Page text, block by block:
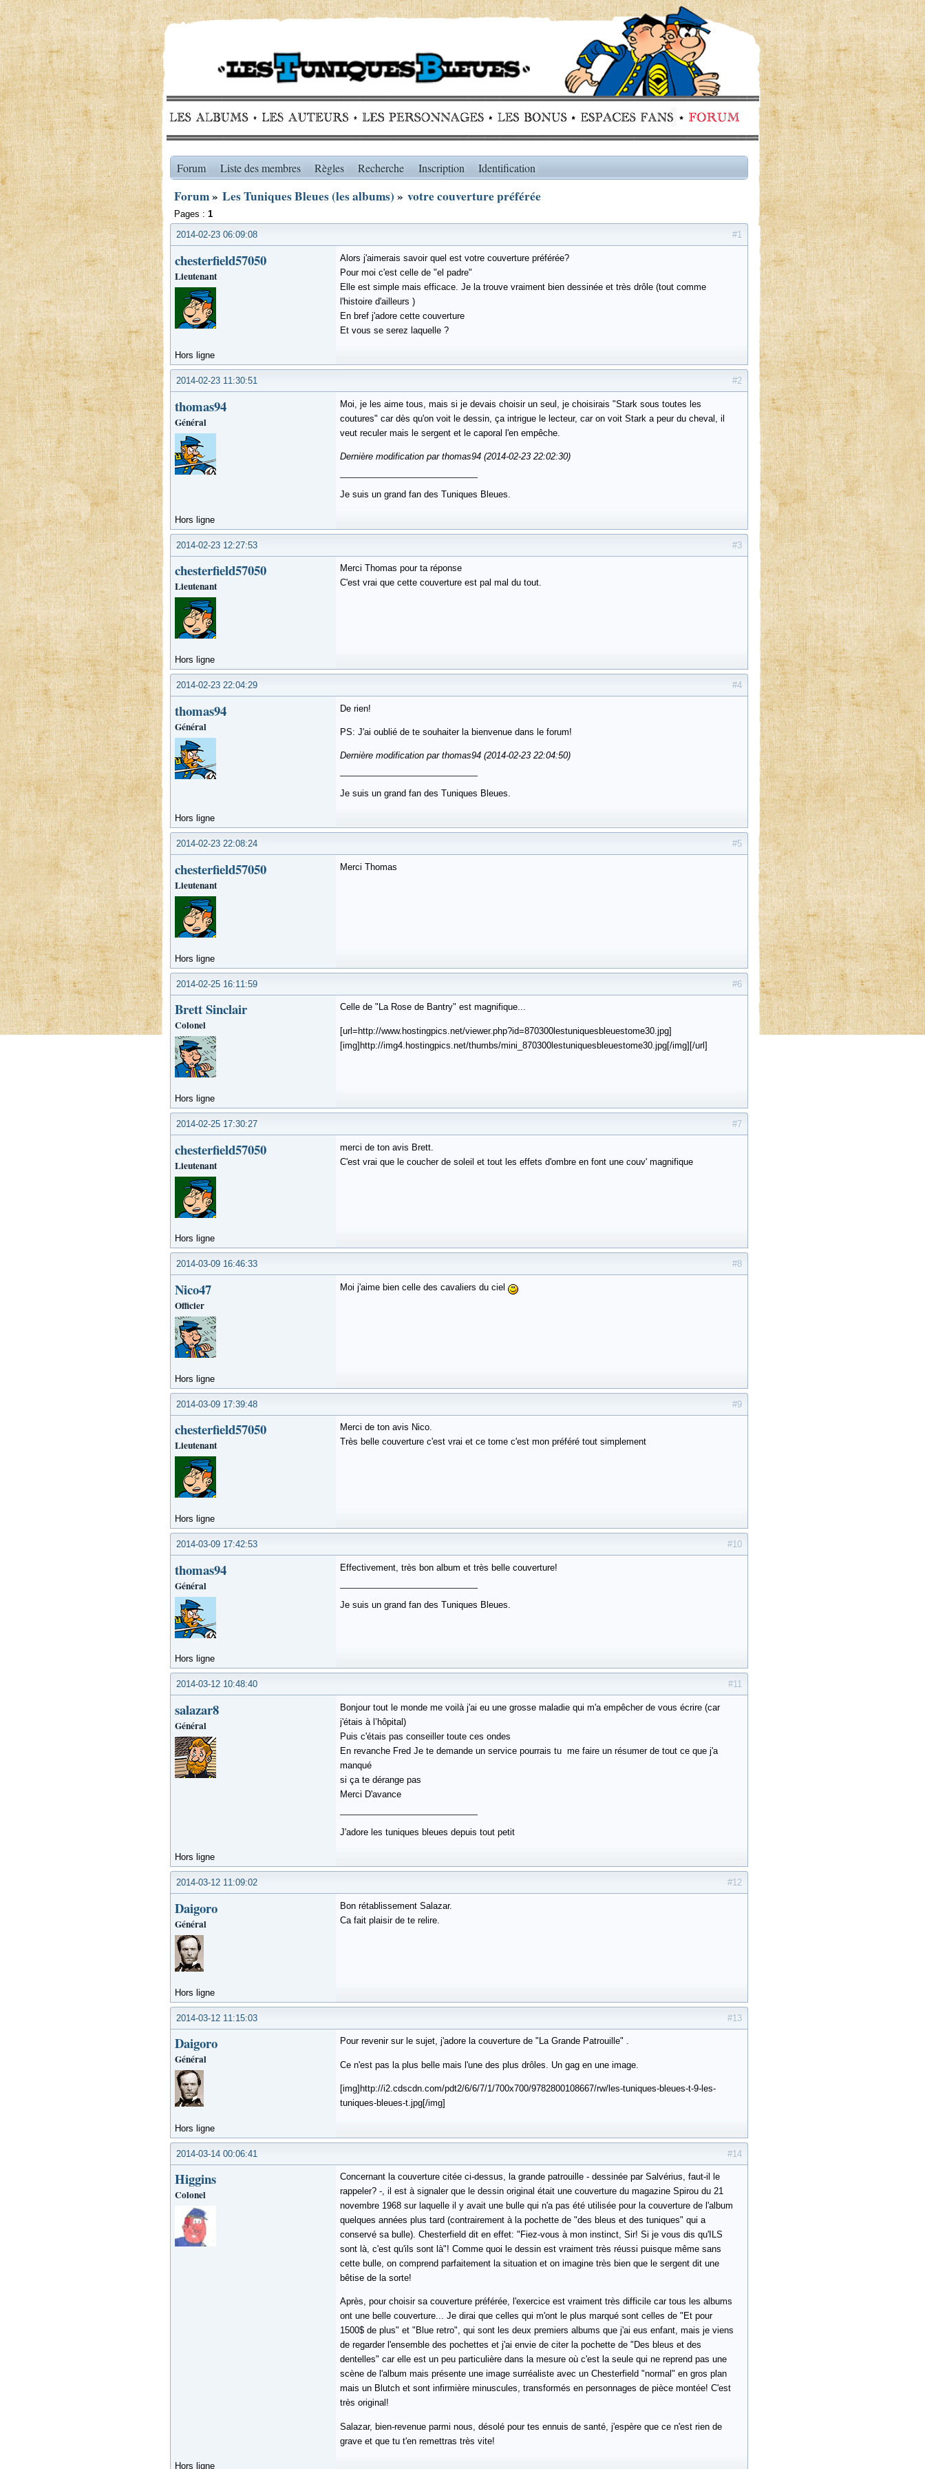
Forum Liste des membres Règles Recherche Inscription Identification
Forum» Les Tuniques Bleues (les albums) » votre couverture préférée
Pages : 1
#1
2014-02-23 06:09:08
chesterfield57050
Lieutenant
Alors j'aimerais savoir quel est votre couverture préférée?
Pour moi c'est celle de "el padre"
Elle est simple mais efficace. Je la trouve vraiment bien dessinée et très drôle (tout comme
l'histoire d'ailleurs )
En bref j'adore cette couverture
Et vous se serez laquelle ?
Hors ligne
#2
2014-02-23 11:30:51
thomas94
Général
Moi, je les aime tous, mais si je devais choisir un seul, je choisirais "Stark sous toutes les
coutures" car dès qu'on voit le dessin, ça intrigue le lecteur, car on voit Stark a peur du cheval, il
veut reculer mais le sergent et le caporal l'en empêche.
Dernière modification par thomas94 (2014-02-23 22:02:30)
Je suis un grand fan des Tuniques Bleues.
Hors ligne
#3
2014-02-23 12:27:53
chesterfield57050
Lieutenant
Merci Thomas pour ta réponse
C'est vrai que cette couverture est pal mal du tout.
Hors ligne
#4
2014-02-23 22:04:29
thomas94
Général
De rien!
PS: J'ai oublié de te souhaiter la bienvenue dans le forum!
Dernière modification par thomas94 (2014-02-23 22:04:50)
Je suis un grand fan des Tuniques Bleues.
Hors ligne
#5
2014-02-23 22:08:24
chesterfield57050
Lieutenant
Merci Thomas
Hors ligne
#6
2014-02-25 16:11:59
Brett Sinclair
Colonel
Celle de "La Rose de Bantry" est magnifique...
[url=http://www.hostingpics.net/viewer.php?id=870300lestuniquesbleuestome30.jpg]
[img]http://img4.hostingpics.net/thumbs/mini_870300lestuniquesbleuestome30.jpg[/img][/url]
Hors ligne
#7
2014-02-25 17:30:27
chesterfield57050
Lieutenant
merci de ton avis Brett.
C'est vrai que le coucher de soleil et tout les effets d'ombre en font une couv' magnifique
Hors ligne
#8
2014-03-09 16:46:33
Nico47
Officier
Moi j'aime bien celle des cavaliers du ciel
Hors ligne
#9
2014-03-09 17:39:48
chesterfield57050
Lieutenant
Merci de ton avis Nico.
Très belle couverture c'est vrai et ce tome c'est mon préféré tout simplement
Hors ligne
#10
2014-03-09 17:42:53
thomas94
Général
Effectivement, très bon album et très belle couverture!
Je suis un grand fan des Tuniques Bleues.
Hors ligne
#11
2014-03-12 10:48:40
salazar8
Général
Bonjour tout le monde me voilà j'ai eu une grosse maladie qui m'a empêcher de vous écrire (car
j'étais à l’hôpital)
Puis c'étais pas conseiller toute ces ondes
En revanche Fred Je te demande un service pourrais tu me faire un résumer de tout ce que j'a
manqué
si ça te dérange pas
Merci D'avance
J'adore les tuniques bleues depuis tout petit
Hors ligne
#12
2014-03-12 11:09:02
Daigoro
Général
Bon rétablissement Salazar.
Ca fait plaisir de te relire.
Hors ligne
#13
2014-03-12 11:15:03
Daigoro
Général
Pour revenir sur le sujet, j'adore la couverture de "La Grande Patrouille" .
Ce n'est pas la plus belle mais l'une des plus drôles. Un gag en une image.
[img]http://i2.cdscdn.com/pdt2/6/6/7/1/700x700/9782800108667/rw/les-tuniques-bleues-t-9-les-
tuniques-bleues-t.jpg[/img]
Hors ligne
#14
2014-03-14 00:06:41
Higgins
Colonel
Concernant la couverture citée ci-dessus, la grande patrouille - dessinée par Salvérius, faut-il le
rappeler? -, il est à signaler que le dessin original était une couverture du magazine Spirou du 21
novembre 1968 sur laquelle il y avait une bulle qui n'a pas été utilisée pour la couverture de l'album
quelques années plus tard (contrairement à la pochette de "des bleus et des tuniques" qui a
conservé sa bulle). Chesterfield dit en effet: "Fiez-vous à mon instinct, Sir! Si je vous dis qu'ILS
sont là, c'est qu'ils sont là"! Comme quoi le dessin est vraiment très réussi puisque même sans
cette bulle, on comprend parfaitement la situation et on imagine très bien que le sergent dit une
bêtise de la sorte!
Après, pour choisir sa couverture préférée, l'exercice est vraiment très difficile car tous les albums
ont une belle couverture... Je dirai que celles qui m'ont le plus marqué sont celles de "Et pour
1500$ de plus" et "Blue retro", qui sont les deux premiers albums que j'ai eus enfant, mais je viens
de regarder l'ensemble des pochettes et j'ai envie de citer la pochette de "Des bleus et des
dentelles" car elle est un peu particulière dans la mesure où c'est la seule qui ne reprend pas une
scène de l'album mais présente une image surréaliste avec un Chesterfield "normal" en gros plan
mais un Blutch et sont infirmière minuscules, transformés en personnages de pièce montée! C'est
très original!
Salazar, bien-revenue parmi nous, désolé pour tes ennuis de santé, j'espère que ce n'est rien de
grave et que tu t'en remettras très vite!
Hors ligne